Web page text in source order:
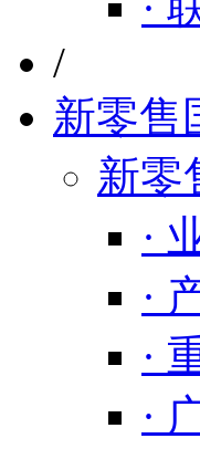
/
新零售
新零
·
·
·
·